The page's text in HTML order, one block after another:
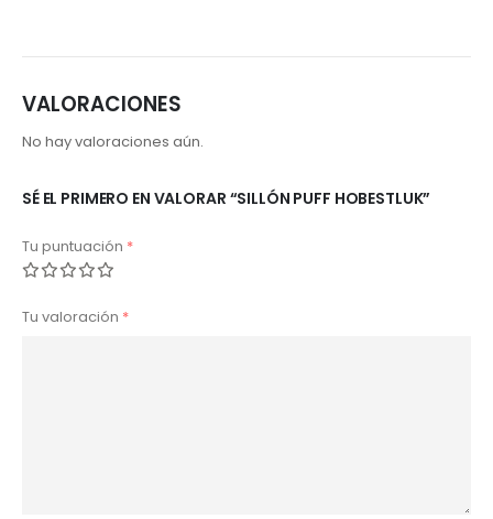
VALORACIONES
No hay valoraciones aún.
SÉ EL PRIMERO EN VALORAR “SILLÓN PUFF HOBESTLUK”
Tu puntuación *
Tu valoración *